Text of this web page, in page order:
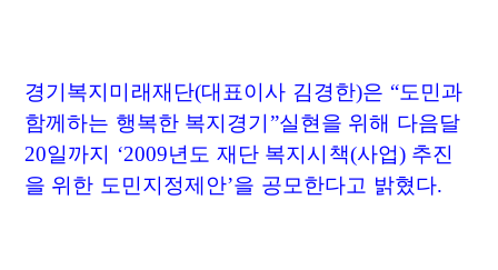
경기복지미래재단(대표이사 김경한)은 “도민과
함께하는 행복한 복지경기”실현을 위해 다음달
20일까지 ‘2009년도 재단 복지시책(사업) 추진
을 위한 도민지정제안’을 공모한다고 밝혔다.